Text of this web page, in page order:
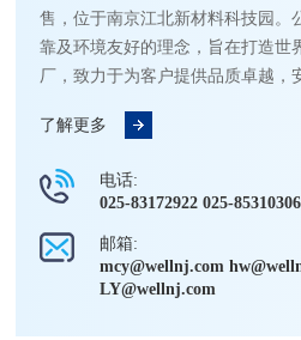
售，位于南京江北新材料科技园。
靠及环境友好的理念，旨在打造世
厂，致力于为客户提供品质卓越，
了解更多
电话:
025-83172922 025-85310306
邮箱:
mcy@wellnj.com
LY@wellnj.com